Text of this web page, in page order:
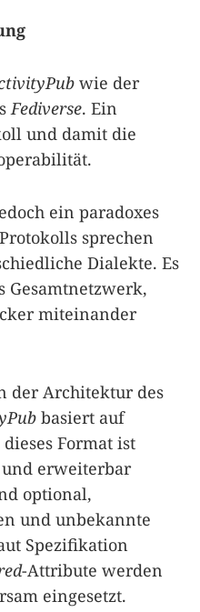
wie der
Fediverse. Ein
und damit die
ein paradoxes
sprechen
Dialekte. Es
Gesamt­netzwerk,
miteinander
der Architektur des
basiert auf
Format ist
erweiterbar
optional,
und unbekannte
Spezifikation
-Attribute werden
eingesetzt.